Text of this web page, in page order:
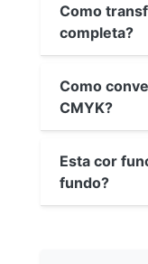
Como
completa?
Como
CMYK?
Esta cor
fundo?